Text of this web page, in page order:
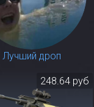
Лучший дроп
248.64 руб